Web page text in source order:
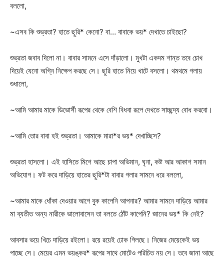
বললো,
~এসব কি শুভ্রতা? হাতে ছুরি* কেনো? বা… বাবাকে ভয়* দেখাতে চাইছো?
শুভ্রতা জবাব দিলো না। বাবার সামনে এসে দাঁড়ালো। মুখটা একদম শান্ত তবে চোখ
দিয়েই যেনো অগ্নি নিক্ষেপ করছে সে। ছুরি হাতে নিয়ে খাটে বসলো। থমথমে গলায়
শুধালো,
~আমি আমার মাকে ডিভোর্সী রূপের থেকে বেশি বিধবা রূপে দেখতে সাচ্ছন্দ্য বোধ করবো।
~আমি তোর বাবা হই শুভ্রতা। আমাকে মারা*র ভয়* দেখাচ্ছিস?
শুভ্রতা হাসলো। এই হাসিতে মিশে আছে চাপা অভিমান, ঘৃনা, কষ্ট আর আকাশ সমান
অভিযোগ। ফট করে দাড়িয়ে হাতের ছুরি*টা বাবার গলার সামনে ধরে বললো,
~আমার মাকে ধোঁকা দেওয়ার আগে বুক কাপেনি আপনার? আমার সামনে দাড়িয়ে আমার
মা ব্যতীত অন্য নারীকে ভালোবাসেন তা বলতে ঠোঁট কাপেনি? জানের ভয়* কি নেই?
আবসার ভয়ে খিচে দাড়িয়ে রইলো। রয়ে রয়েই ঢোক গিলছে। নিজের মেয়েকেই ভয়
পাচ্ছে সে। মেয়ের এমন ভয়ঙ্কর* রূপের সাথে মোটেও পরিচিত নয় সে। তবে জানা আছে